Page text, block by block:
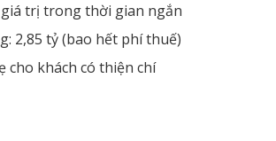
trị trong thời gian ngắn
2,85 tỷ (bao hết phí thuế)
khách có thiện chí